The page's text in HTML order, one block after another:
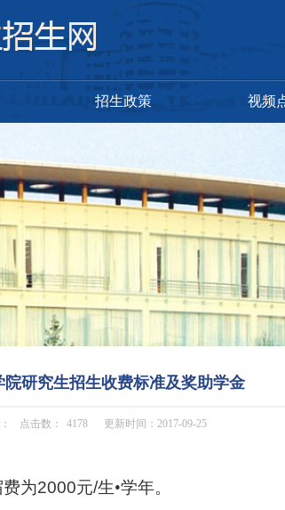
招生政策 视频
院研究生招生收费标准及奖助学金
点击数： 4178 更新时间：2017-09-25
为2000元/生•学年。